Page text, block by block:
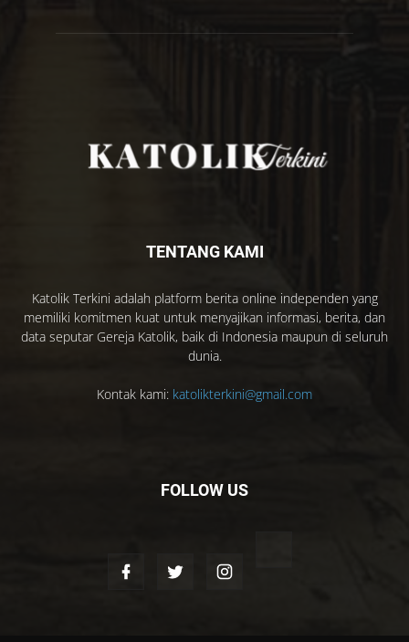
TENTANG KAMI
Katolik Terkini adalah platform berita online independen yang
memiliki komitmen kuat untuk menyajikan informasi, berita, dan
data seputar Gereja Katolik, baik di Indonesia maupun di seluruh
dunia.
Kontak kami: katolikterkini@gmail.com
FOLLOW US